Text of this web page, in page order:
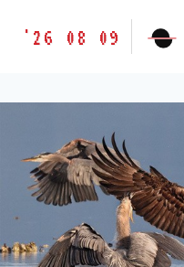
胶
味
LETSFILM
'26 08 09